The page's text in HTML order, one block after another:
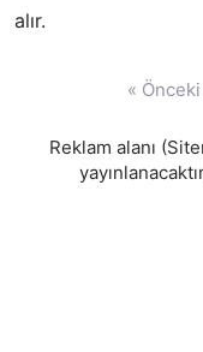
alır.
« Önceki
Reklam alanı